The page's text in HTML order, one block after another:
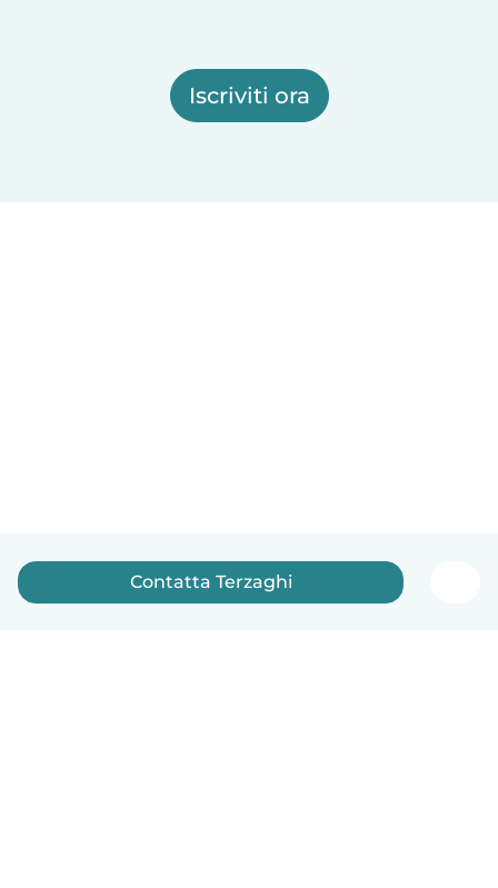
Iscriviti ora
Contatta Terzaghi